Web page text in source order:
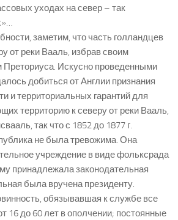
уходах на север – так
заметим, что часть голландцев
от реки Вааль, избрав своим
Искусно проведенными
добиться от Англии признания
и территориальных гарантий для
территорию к северу от реки Вааль,
так что с 1852 до 1877 г.
не была тревожима. Она
учреждение в виде фольксрада
принадлежала законодательная
была вручена президенту.
обязывавшая к службе все
16 до 60 лет в ополчении; постоянные